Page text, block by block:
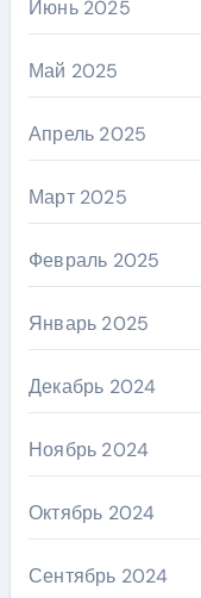
Июнь 2025
Май 2025
Апрель 2025
Март 2025
Февраль 2025
Январь 2025
Декабрь 2024
Ноябрь 2024
Октябрь 2024
Сентябрь 2024